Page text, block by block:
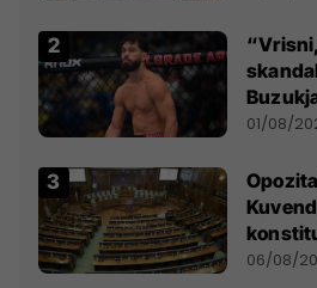
anti-
01/08/
06/08/